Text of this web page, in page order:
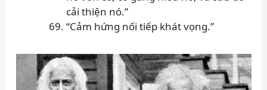
cải thiện nó.”
“Cảm hứng nối tiếp khát vọng.”